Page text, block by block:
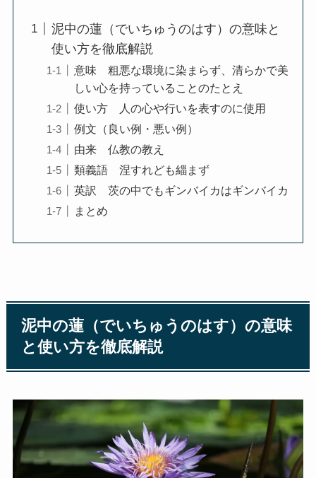
泥中の蓮（でいちゅうのはす）の意味と
使い方を徹底解説
意味 粗悪な環境に染まらず、清らかで美
しい心を持っていることのたとえ
使い方 人の心や行いを表すのに使用
例文（良い例・悪い例）
由来 仏教の教え
類義語 涅すれども緇まず
英訳 茨の中でもギンバイカはギンバイカ
まとめ
泥中の蓮（でいちゅうのはす）の意味
と使い方を徹底解説